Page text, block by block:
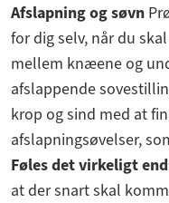
Afslapning og søvn
for dig selv, når du
mellem knæene og
afslappende
krop og sind med at
afslapningsøvelser,
Føles det virkeligt
at der snart skal